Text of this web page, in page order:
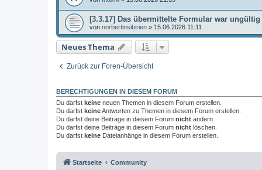
[3.3.17] Das übermittelte Formular war ungültig
von norbertinsibirien » 15.06.2026 11:11
Neues Thema
Zurück zur Foren-Übersicht
BERECHTIGUNGEN IN DIESEM FORUM
Du darfst keine neuen Themen in diesem Forum erstellen.
Du darfst keineAntworten zu Themen in diesem Forum erstellen.
Du darfst deine Beiträge in diesem Forum nicht ändern.
Du darfst deine Beiträge in diesem Forum nicht löschen.
Du darfst keine Dateianhänge in diesem Forum erstellen.
Startseite Community